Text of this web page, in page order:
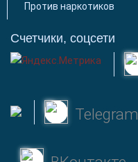
Против наркотиков
Счетчики, соцсети
Telegram